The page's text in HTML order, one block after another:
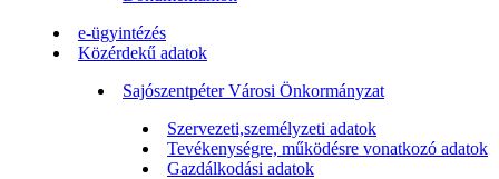
e-ügyintézés
Közérdekű adatok
Sajószentpéter Városi Önkormányzat
Szervezeti,személyzeti adatok
Tevékenységre, működésre vonatkozó adatok
Gazdálkodási adatok